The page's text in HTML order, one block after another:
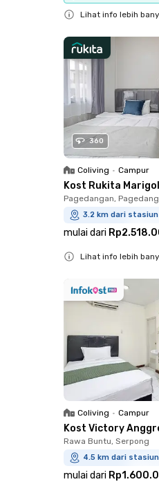
Lihat info lebih
360
Coliving • Campur
Kost Rukita
Pagedangan,
3.2 km dari
mulai dari
Lihat info lebih
Coliving • Campur
Kost Victory
Rawa Buntu, Serpong
4.5 km dari
mulai dari